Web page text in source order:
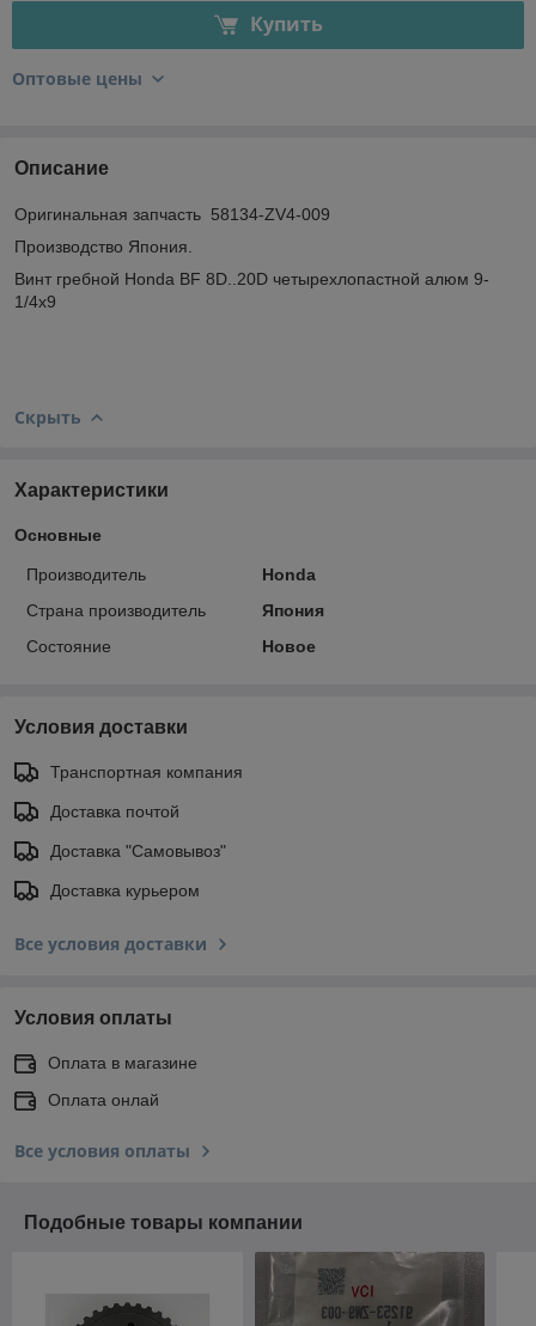
Купить
Оптовые цены
Описание
Оригинальная запчасть 58134-ZV4-009
Производство Япония.
Винт гребной Honda BF 8D..20D четырехлопастной алюм 9-
1/4х9
Скрыть
Характеристики
Основные
Производитель
Honda
Страна производитель
Япония
Состояние
Новое
Условия доставки
Транспортная компания
Доставка почтой
Доставка "Самовывоз"
Доставка курьером
Все условия доставки
Условия оплаты
Оплата в магазине
Оплата онлай
Все условия оплаты
Подобные товары компании